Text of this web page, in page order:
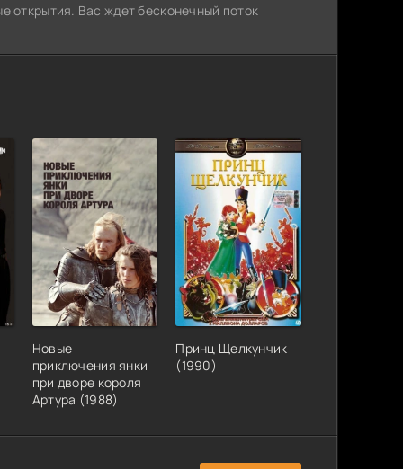
открытия. Вас ждет бесконечный поток
Новые
приключения янки
при дворе короля
Артура (1988)
Принц Щелкунчик
(1990)